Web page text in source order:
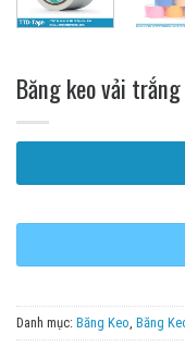
Băng keo vải
Danh mục: Băng Keo, Băng